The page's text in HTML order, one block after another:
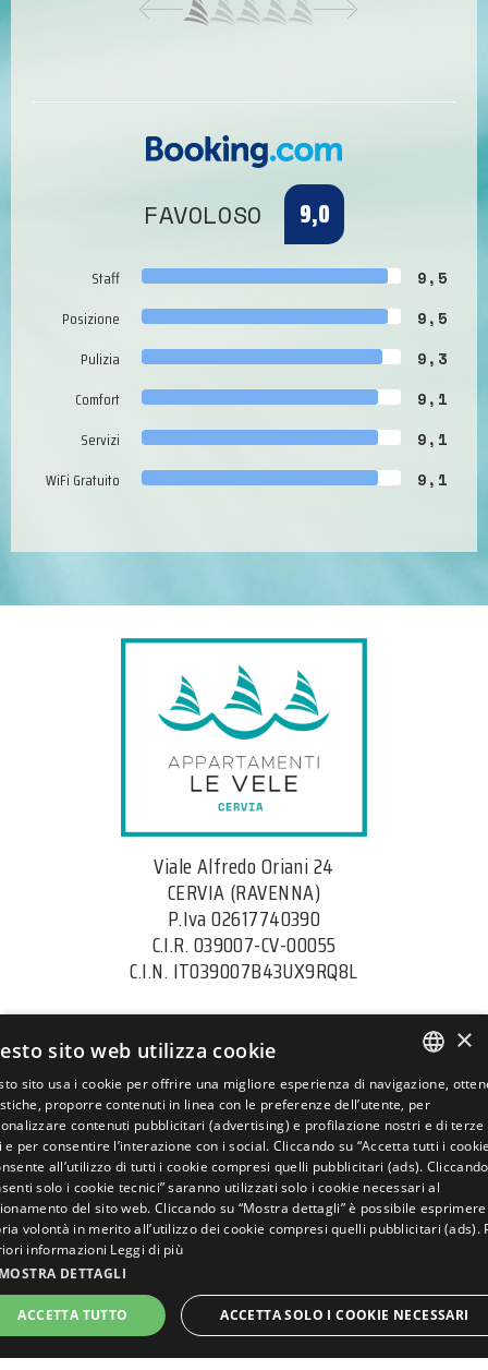
FAVOLOSO 9,0
Staff 9,5
Posizione 9,5
Pulizia 9,3
Comfort 9,1
Servizi 9,1
WiFi Gratuito 9,1
Viale Alfredo Oriani 24
CERVIA (RAVENNA)
P.Iva 02617740390
C.I.R. 039007-CV-00055
C.I.N. IT039007B43UX9RQ8L
vele@siroli.it
COME RAGGIUNGERCI
cookie policy
privacy policy
ENGLISH
GERMAN
FRENCH
×
sito web utilizza cookie
sito usa i cookie per offrire una migliore esperienza di navigazione,
proporre contenuti in linea con le preferenze dell’utente, per
contenuti pubblicitari (advertising) e profilazione nostri e di terze
e per consentire l’interazione con i social. Cliccando su “Accetta tutti i
all’utilizzo di tutti i cookie compresi quelli pubblicitari (ads).
solo i cookie tecnici” saranno utilizzati solo i cookie necessari al
del sito web. Cliccando su “Mostra dettagli” è possibile
volontà in merito all’utilizzo dei cookie compresi quelli pubblicitari (ads).
informazioni Leggi di più
DETTAGLI
ACCETTA TUTTO ACCETTA SOLO I COOKIE NECESSARI
PERCHÉ PRENOTARE
SUL NOSTRO SITOCONVIENE?
PRENOTAORA